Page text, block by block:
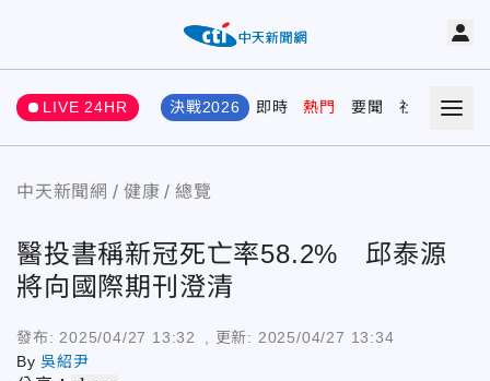
LIVE 24HR 決戰2026 即時 熱門 要聞 社會 娛樂
中天新聞網 健康 總覽
醫投書稱新冠死亡率58.2% 邱泰源
將向國際期刊澄清
發布: 2025/04/27 13:32 , 更新: 2025/04/27 13:34
By吳紹尹